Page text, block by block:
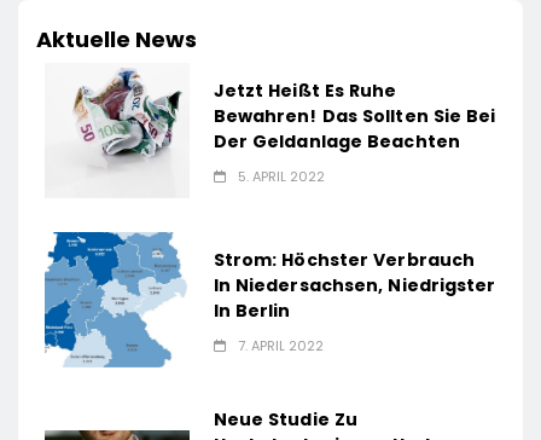
Aktuelle News
Jetzt Heißt Es Ruhe
Bewahren! Das Sollten Sie Bei
Der Geldanlage Beachten
5. APRIL 2022
Strom: Höchster Verbrauch
In Niedersachsen, Niedrigster
In Berlin
7. APRIL 2022
Neue Studie Zu